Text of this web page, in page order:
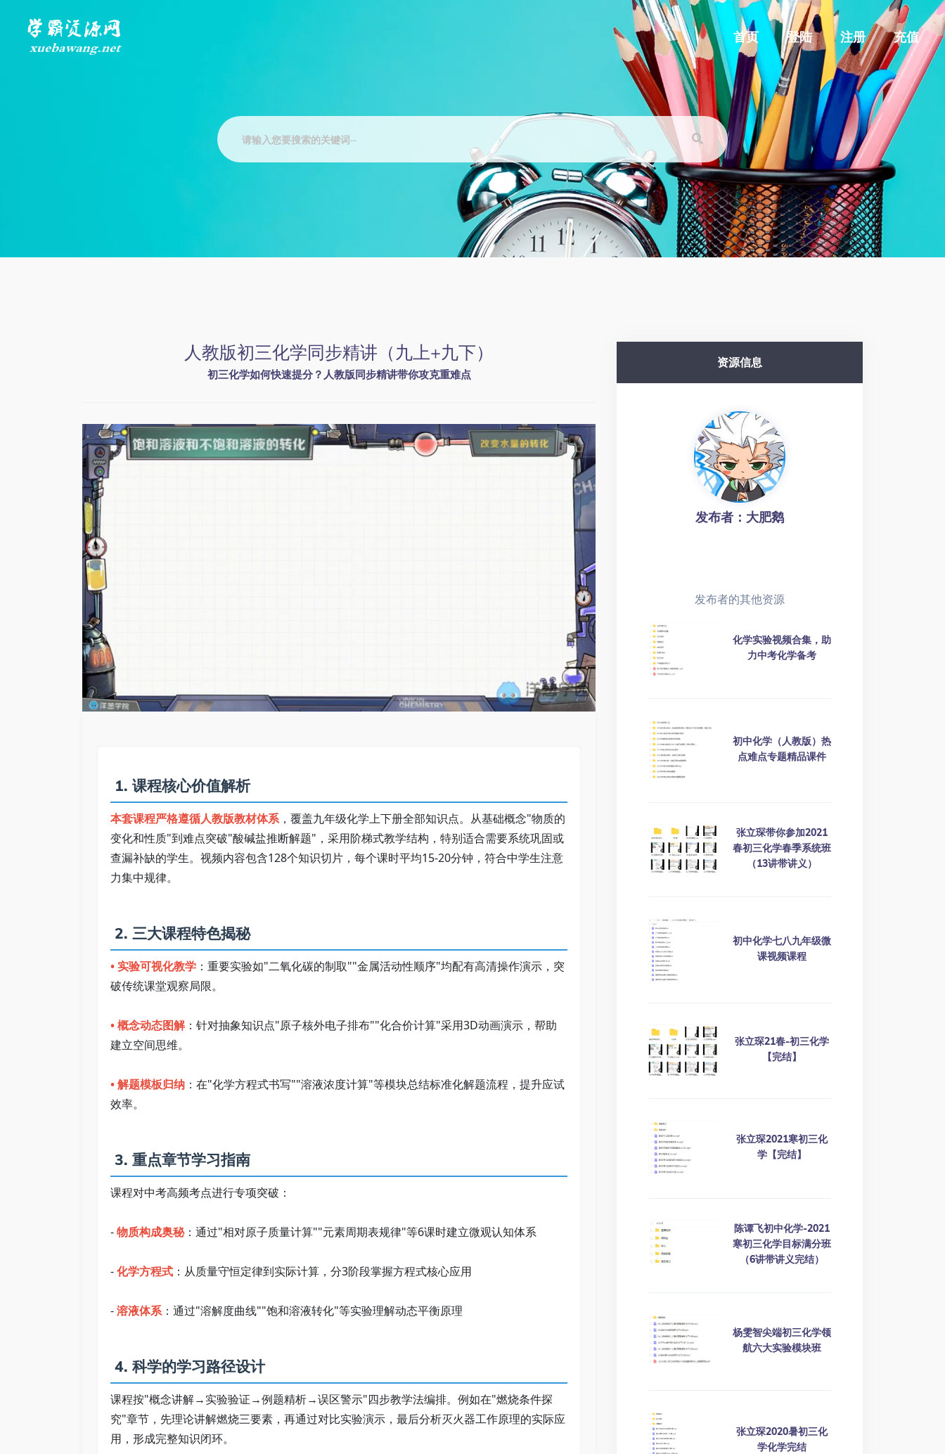
首页 登陆 注册 充值
人教版初三化学同步精讲（九上+九下）
初三化学如何快速提分？人教版同步精讲带你攻克重难点
1. 课程核心价值解析
本套课程严格遵循人教版教材体系，覆盖九年级化学上下册全部知识点。从基础概念"物质的
变化和性质"到难点突破"酸碱盐推断解题"，采用阶梯式教学结构，特别适合需要系统巩固或
查漏补缺的学生。视频内容包含128个知识切片，每个课时平均15-20分钟，符合中学生注意
力集中规律。
2. 三大课程特色揭秘
• 实验可视化教学 ：重要实验如"二氧化碳的制取""金属活动性顺序"均配有高清操作演示，突
破传统课堂观察局限。
• 概念动态图解：针对抽象知识点"原子核外电子排布""化合价计算"采用3D动画演示，帮助
建立空间思维。
• 解题模板归纳 ：在"化学方程式书写""溶液浓度计算"等模块总结标准化解题流程，提升应试
效率。
3. 重点章节学习指南
课程对中考高频考点进行专项突破：
- 物质构成奥秘：通过"相对原子质量计算""元素周期表规律"等6课时建立微观认知体系
- 化学方程式 ：从质量守恒定律到实际计算，分3阶段掌握方程式核心应用
- 溶液体系：通过"溶解度曲线""饱和溶液转化"等实验理解动态平衡原理
4. 科学的学习路径设计
课程按"概念讲解→实验验证→例题精析→误区警示"四步教学法编排。例如在"燃烧条件探
究"章节，先理论讲解燃烧三要素，再通过对比实验演示，最后分析灭火器工作原理的实际应
用，形成完整知识闭环。
资源信息
发布者：大肥鹅
发布者的其他资源
化学实验视频合集，助
力中考化学备考
初中化学（人教版）热
点难点专题精品课件
张立琛带你参加2021
春初三化学春季系统班
（13讲带讲义）
初中化学七八九年级微
课视频课程
张立琛21春-初三化学
【完结】
张立琛2021寒初三化
学【完结】
陈谭飞初中化学-2021
寒初三化学目标满分班
（6讲带讲义完结）
杨雯智尖端初三化学领
航六大实验模块班
张立琛2020暑初三化
学化学完结